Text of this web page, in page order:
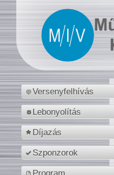
Versenyfelhívás
Lebonyolítás
Díjazás
Szponzorok
Program